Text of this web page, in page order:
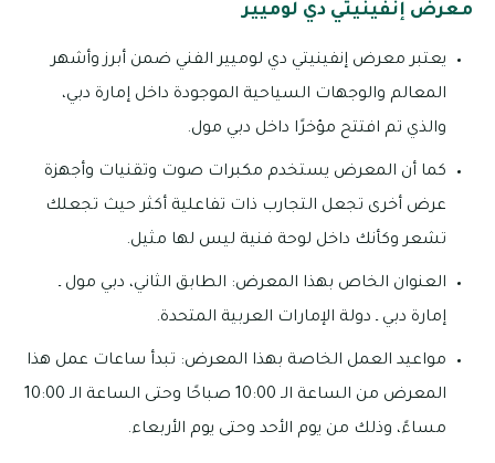
معرض إنفينيتي دي لوميير
يعتبر معرض إنفينيتي دي لوميير الفني ضمن أبرز وأشهر
المعالم والوجهات السياحية الموجودة داخل إمارة دبي،
والذي تم افتتح مؤخرًا داخل دبي مول.
كما أن المعرض يستخدم مكبرات صوت وتقنيات وأجهزة
عرض أخرى تجعل التجارب ذات تفاعلية أكثر حيث تجعلك
تشعر وكأنك داخل لوحة فنية ليس لها مثيل.
العنوان الخاص بهذا المعرض: الطابق الثاني، دبي مول ـ
إمارة دبي ـ دولة الإمارات العربية المتحدة.
مواعيد العمل الخاصة بهذا المعرض: تبدأ ساعات عمل هذا
المعرض من الساعة الـ 10:00 صباحًا وحتى الساعة الـ 10:00
مساءً، وذلك من يوم الأحد وحتى يوم الأربعاء.